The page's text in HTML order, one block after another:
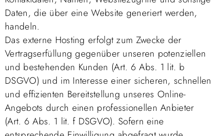
Daten, die über eine Website generiert werden,
handeln.
Das externe Hosting erfolgt zum Zwecke der
Vertragserfüllung gegenüber unseren potenziellen
und bestehenden Kunden (Art. 6 Abs. 1 lit. b
DSGVO) und im Interesse einer sicheren, schnellen
und effizienten Bereitstellung unseres Online-
Angebots durch einen professionellen Anbieter
(Art. 6 Abs. 1 lit. f DSGVO). Sofern eine